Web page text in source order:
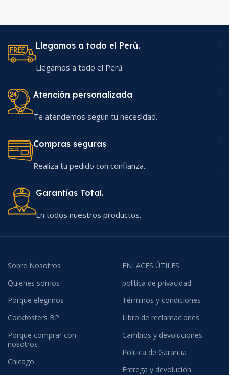
Llegamos a todo el Perú.
Llegamos a todo el Perú
Atención personalizada
Te atendemos según tu necesidad.
Compras seguras
Realiza tu pedido con confianza..
Garantías Total.
En todos nuestros productos.
Sobre Nosotros
Quienes somos
Porque elegirnos
Cockfosters BP
Porque comprar con
nosotros
Chicago
ENLACES ÚTILES
política de privacidad
Términos y condiciones
Libro de reclamaciones
Cambios y devoluciones
Politica de Garantia
Entrega y devolución